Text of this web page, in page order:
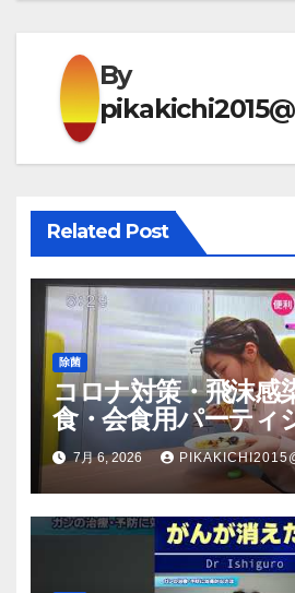
ゲ
ー
シ
ン
By
Related Post
除菌
コロナ対策・飛沫感
食・会食用パーティ
スク会食代替品）Ｆ
のＴＶ番組での紹介
7月 6, 2026